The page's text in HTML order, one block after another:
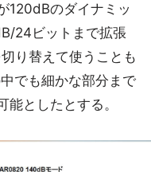
120dBのダイナミッ
24ビットまで拡張
り替えて使うことも
でも細かな部分まで
としたとする。